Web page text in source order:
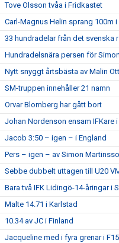
Tove Olsson tvåa i Fridkastet
Carl-Magnus Helin sprang 100m i
33 hundradelar från det svenska
Hundradelsnära persen för
Nytt snyggt årtsbästa av Malin
SM-truppen innehåller 21 namn
Orvar Blomberg har gått bort
Johan Nordenson ensam IFKare
Jacob 3:50 – igen – i England
Pers – igen – av Simon
Sebbe dubbelt uttagen till U20
Bara två IFK Lidingö-14-åringar i
Malte 14.71 i Karlstad
10.34 av JC i Finland
Jacqueline med i fyra grenar i